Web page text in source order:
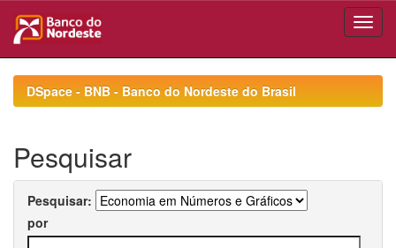
navigationDSpace - BNB - Banco do Nordeste do Brasil
Pesquisar
Pesquisar:
por